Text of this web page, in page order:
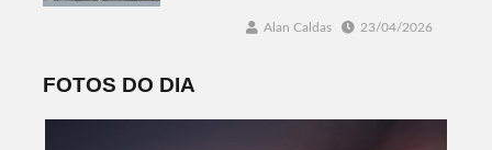
Alan Caldas 23/04/2026
FOTOS DO DIA